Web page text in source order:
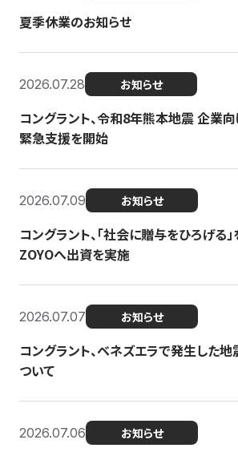
夏季休業のお知らせ
2026.07.28 お知らせ
コングラント、令和8年熊本地震 企業
緊急支援を開始
2026.07.09 お知らせ
コングラント、「社会に贈与をひろげる
ZOYOへ出資を実施
2026.07.07 お知らせ
コングラント、ベネズエラで発生した
ついて
2026.07.06 お知らせ